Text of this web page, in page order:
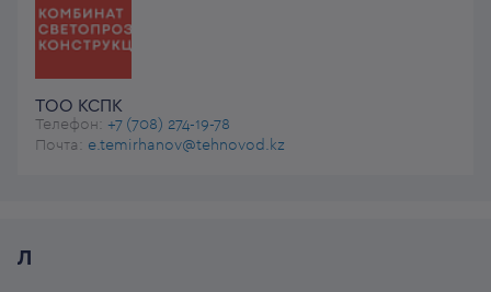
ТОО КСПК
Телефон: +7 (708) 274-19-78
Почта: e.temirhanov@tehnovod.kz
Л